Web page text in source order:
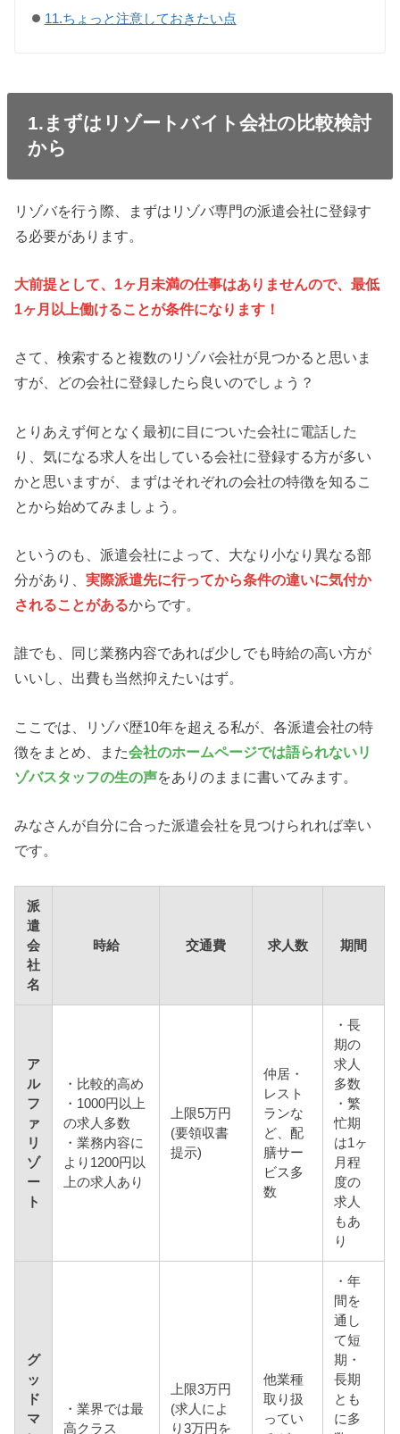
11.ちょっと注意しておきたい点
1.まずはリゾートバイト会社の比較検討
から
リゾバを行う際、まずはリゾバ専門の派遣会社に登録す
る必要があります。
大前提として、1ヶ月未満の仕事はありませんので、最低
1ヶ月以上働けることが条件になります！
さて、検索すると複数のリゾバ会社が見つかると思いま
すが、どの会社に登録したら良いのでしょう？
とりあえず何となく最初に目についた会社に電話した
り、気になる求人を出している会社に登録する方が多い
かと思いますが、まずはそれぞれの会社の特徴を知るこ
とから始めてみましょう。
というのも、派遣会社によって、大なり小なり異なる部
分があり、実際派遣先に行ってから条件の違いに気付か
されることがあるからです。
誰でも、同じ業務内容であれば少しでも時給の高い方が
いいし、出費も当然抑えたいはず。
ここでは、リゾバ歴10年を超える私が、各派遣会社の特
徴をまとめ、また会社のホームページでは語られないリ
ゾバスタッフの生の声をありのままに書いてみます。
みなさんが自分に合った派遣会社を見つけられれば幸い
です。
派
遣
会
社
名
時給 交通費 求人数 期間
ア
ル
フ
ァ
リ
ゾ
ー
ト
・比較的高め
・1000円以上
の求人多数
・業務内容に
より1200円以
上の求人あり
上限5万円
(要領収書
提示)
仲居・
レスト
ランな
ど、配
膳サー
ビス多
数
・長
期の
求人
多数
・繁
忙期
は1ヶ
月程
度の
求人
もあ
り
グ
ッ
ド
マ
・業界では最
高クラス
上限3万円
(求人によ
り3万円を
他業種
取り扱
ってい
・年
間を
通し
て短
期・
長期
とも
に多